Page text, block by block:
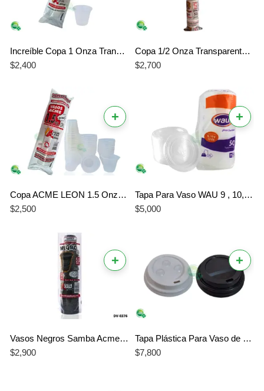
Increíble Copa 1 Onza Transparente ACME LEON – La Mejor Copa para Shots y Degustación
$2,400
Copa 1/2 Onza Transparente ACME LEON 50 Unidades
$2,700
+
Copa ACME LEON 1.5 Onza Transparente x 50 Unidades
$2,500
+
Tapa Para Vaso WAU 9 , 10, 12 onzas Transparente x 50 Und
$5,000
+
Vasos Negros Samba Acme León 5 oz – Paquete x 50 Unidades
$2,900
+
Tapa Plástica Para Vaso de Cartón 7 onzas 50 Und
$7,800